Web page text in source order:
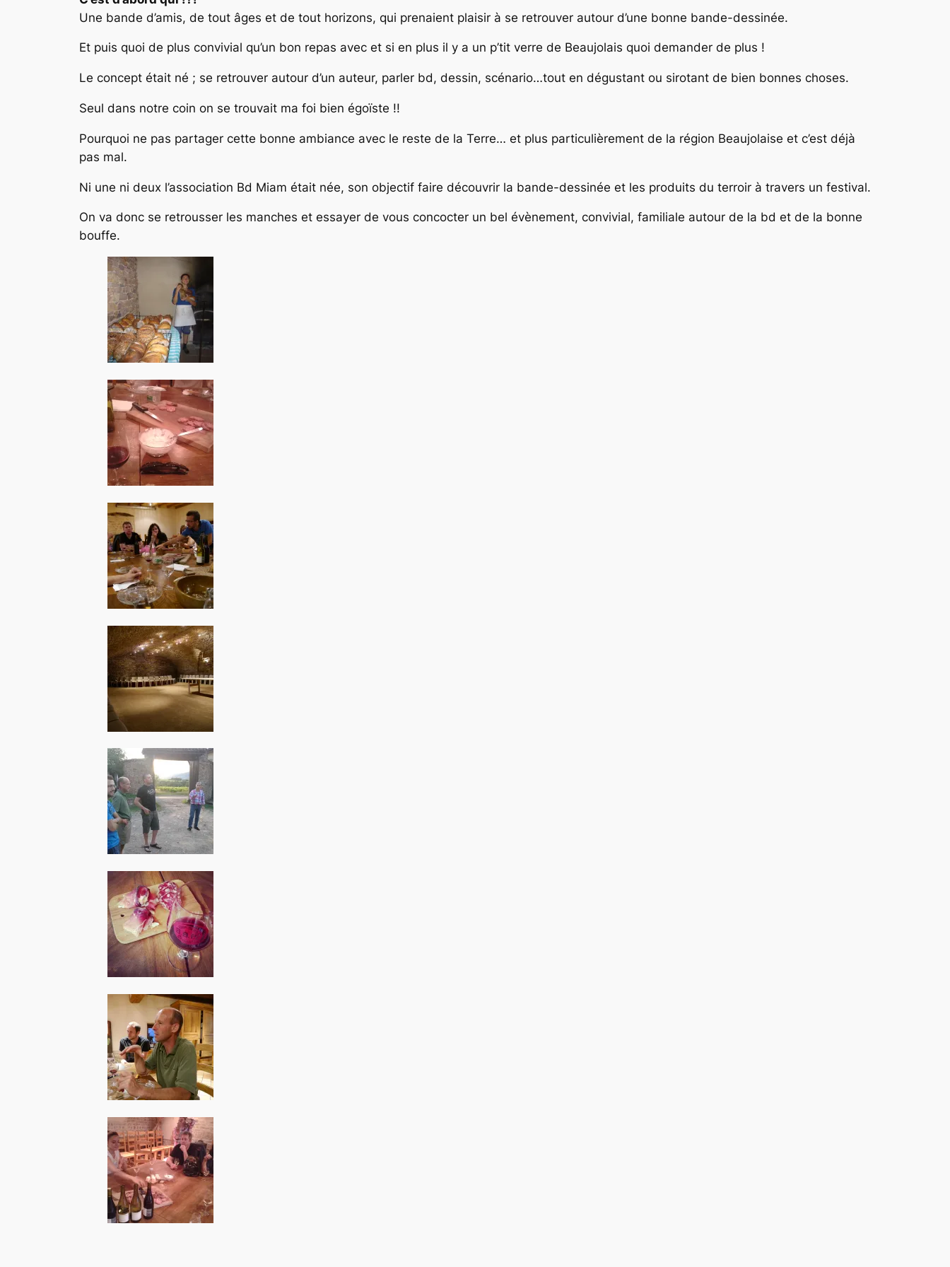
Une bande d’amis, de tout âges et de tout horizons, qui prenaient plaisir à se retrouver autour d’une bonne bande-dessinée.
Et puis quoi de plus convivial qu’un bon repas avec et si en plus il y a un p’tit verre de Beaujolais quoi demander de plus !
Le concept était né ; se retrouver autour d’un auteur, parler bd, dessin, scénario…tout en dégustant ou sirotant de bien bonnes choses.
Seul dans notre coin on se trouvait ma foi bien égoïste !!
Pourquoi ne pas partager cette bonne ambiance avec le reste de la Terre… et plus particulièrement de la région Beaujolaise et c’est déjà
pas mal.
Ni une ni deux l’association Bd Miam était née, son objectif faire découvrir la bande-dessinée et les produits du terroir à travers un festival.
On va donc se retrousser les manches et essayer de vous concocter un bel évènement, convivial, familiale autour de la bd et de la bonne
bouffe.